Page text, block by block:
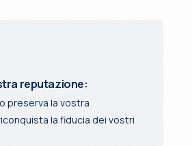
reputazione:
preserva la vostra
la fiducia dei vostri